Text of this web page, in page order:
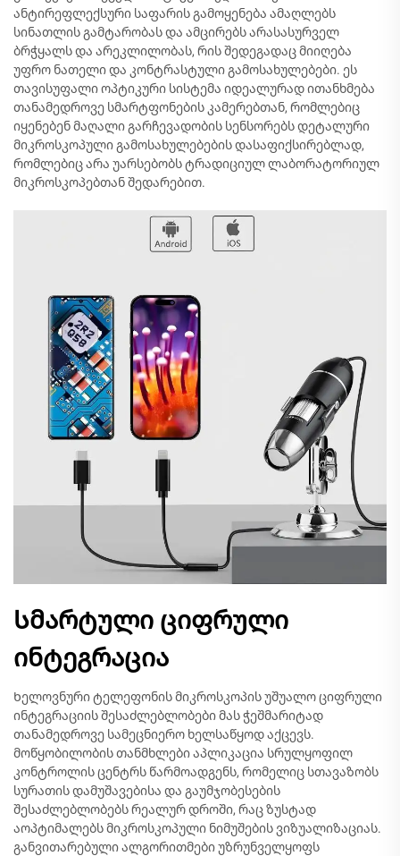
ანტირეფლექსური საფარის გამოყენება ამაღლებს
სინათლის გამტარობას და ამცირებს არასასურველ
ბრჭყალს და არეკლილობას, რის შედეგადაც მიიღება
უფრო ნათელი და კონტრასტული გამოსახულებები. ეს
თავისუფალი ოპტიკური სისტემა იდეალურად ითანხმება
თანამედროვე სმარტფონების კამერებთან, რომლებიც
იყენებენ მაღალი გარჩევადობის სენსორებს დეტალური
მიკროსკოპული გამოსახულებების დასაფიქსირებლად,
რომლებიც არა უარსებობს ტრადიციულ ლაბორატორიულ
მიკროსკოპებთან შედარებით.
Სმარტული ციფრული
ინტეგრაცია
Ხელოვნური ტელეფონის მიკროსკოპის უშუალო ციფრული
ინტეგრაციის შესაძლებლობები მას ჭეშმარიტად
თანამედროვე სამეცნიერო ხელსაწყოდ აქცევს.
მოწყობილობის თანმხლები აპლიკაცია სრულყოფილ
კონტროლის ცენტრს წარმოადგენს, რომელიც სთავაზობს
სურათის დამუშავებისა და გაუმჯობესების
შესაძლებლობებს რეალურ დროში, რაც ზუსტად
აოპტიმალებს მიკროსკოპული ნიმუშების ვიზუალიზაციას.
განვითარებული ალგორითმები უზრუნველყოფს